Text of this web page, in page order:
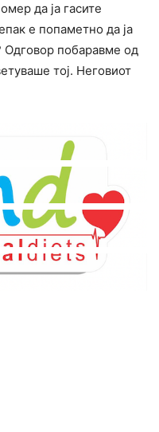
да ја гасите
е попаметно да ја
Одговор побаравме од
тој. Неговиот